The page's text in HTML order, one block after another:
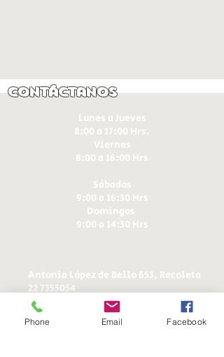
Contáctanos
Lunes a Jueves
8:00 a 17:00 Hrs.
Viernes
8:00 a 16:00 Hrs​
Sábados
9:00 a 16:30 Hrs
Domingos
9:00 a 14:30 Hrs
Antonia López de Bello 653, Recoleta
22 7355054
22 7375725
+56 9 75224598
ducereposteria@gmail.com
Phone Email Facebook